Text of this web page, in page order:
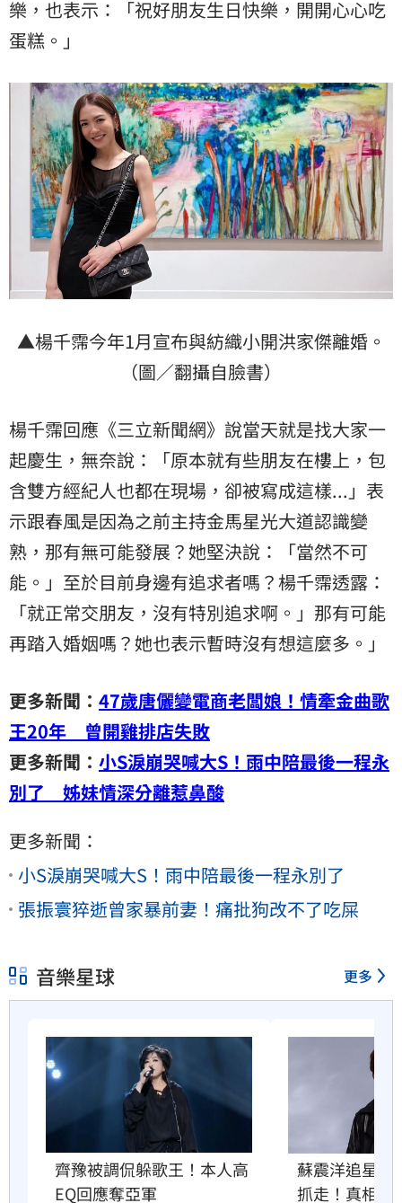
樂，也表示：「祝好朋友生日快樂，開開心心吃
蛋糕。」
▲楊千霈今年1月宣布與紡織小開洪家傑離婚。
（圖／翻攝自臉書）
楊千霈回應《三立新聞網》說當天就是找大家一
起慶生，無奈說：「原本就有些朋友在樓上，包
含雙方經紀人也都在現場，卻被寫成這樣...」表
示跟春風是因為之前主持金馬星光大道認識變
熟，那有無可能發展？她堅決說：「當然不可
能。」至於目前身邊有追求者嗎？楊千霈透露：
「就正常交朋友，沒有特別追求啊。」那有可能
再踏入婚姻嗎？她也表示暫時沒有想這麼多。｣
更多新聞： 47歲唐儷變電商老闆娘！情牽金曲歌
王20年 曾開雞排店失敗
更多新聞： 小S淚崩哭喊大S！雨中陪最後一程永
別了 姊妹情深分離惹鼻酸
更多新聞：
小S淚崩哭喊大S！雨中陪最後一程永別了
張振寰猝逝曾家暴前妻！痛批狗改不了吃屎
音樂星球 更多
齊豫被調侃躲歌王！本人高
EQ回應奪亞軍
蘇震洋追星衝
抓走！真相曝